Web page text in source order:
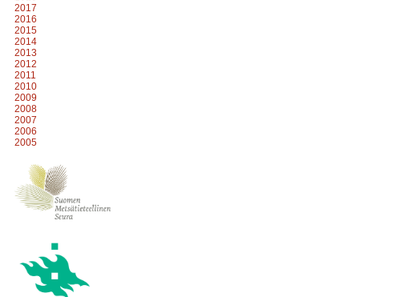
2017
2016
2015
2014
2013
2012
2011
2010
2009
2008
2007
2006
2005